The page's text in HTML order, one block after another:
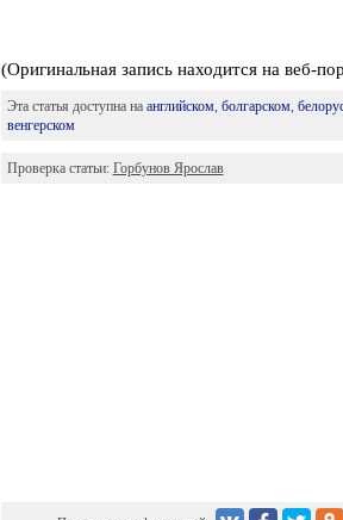
(Оригинальная запись находится на веб-
Эта статья доступна на английском, болгарском,
венгерском
Проверка статьи: Горбунов Ярослав